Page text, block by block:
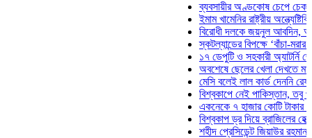
ব্যবসায়ীর অণ্ডকোষ চেপে চেক-
ইমাম খামেনির রাষ্ট্রীয়
বিরোধী দলকে জয়নুল আবদিন, আপনারা
স্কটল্যান্ডের বিপক্ষে ‘বাঁচা-মরার
১৭ ডেপুটি ও সহকারী অ্যাটর্নি
অবশেষে ছেলের খেলা দেখতে মাঠে
মেসি বলেই লাল কার্ড দেননি রেফারি!
বিশ্বকাপে নেই পাকিস্তান, তবু
একনেকে ৭ হাজার কোটি টাকার ৫
বিশ্বকাপ ড্র দিয়ে ব্রাজিলের হেক্সা
শহীদ প্রেসিডেন্ট জিয়াউর রহমান